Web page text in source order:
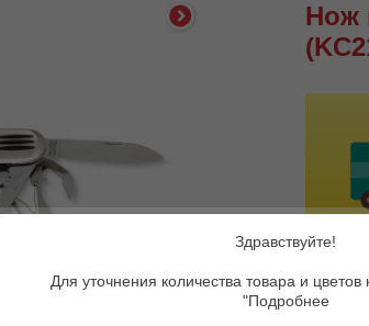
Нож
Здравствуйте!
Для уточнения количества товара и
"Подробнее